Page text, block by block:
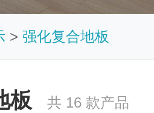
> 强化复合地板
板 共 16 款产品